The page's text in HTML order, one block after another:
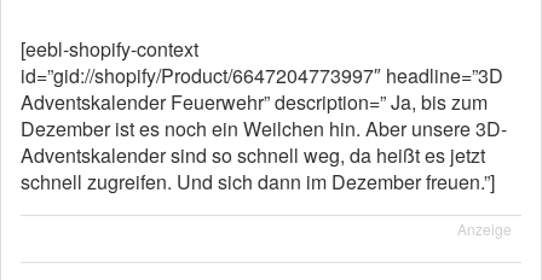
[eebl-shopify-context
id=”gid://shopify/Product/6647204773997″ headline=”3D
Adventskalender Feuerwehr” description=” Ja, bis zum
Dezember ist es noch ein Weilchen hin. Aber unsere 3D-
Adventskalender sind so schnell weg, da heißt es jetzt
schnell zugreifen. Und sich dann im Dezember freuen.”]
Anzeige